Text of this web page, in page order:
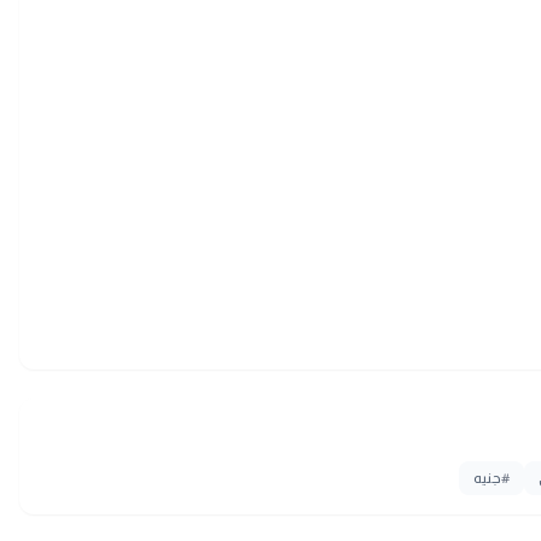
#جنيه